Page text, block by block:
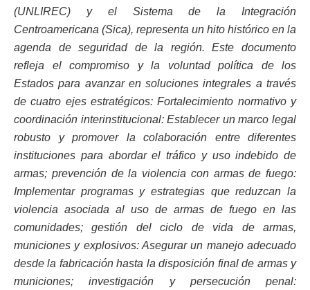
(UNLIREC) y el Sistema de la Integración
Centroamericana (Sica), representa un hito histórico en la
agenda de seguridad de la región. Este documento
refleja el compromiso y la voluntad política de los
Estados para avanzar en soluciones integrales a través
de cuatro ejes estratégicos: Fortalecimiento normativo y
coordinación interinstitucional: Establecer un marco legal
robusto y promover la colaboración entre diferentes
instituciones para abordar el tráfico y uso indebido de
armas; prevención de la violencia con armas de fuego:
Implementar programas y estrategias que reduzcan la
violencia asociada al uso de armas de fuego en las
comunidades; gestión del ciclo de vida de armas,
municiones y explosivos: Asegurar un manejo adecuado
desde la fabricación hasta la disposición final de armas y
municiones; investigación y persecución penal: